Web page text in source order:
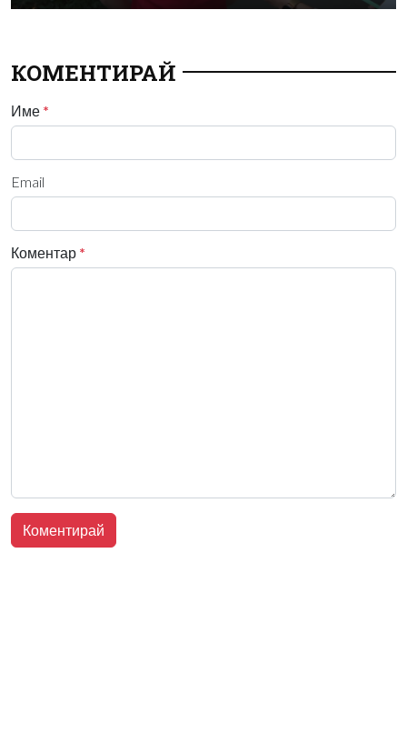
КОМЕНТИРАЙ
Име *
Email
Коментар *